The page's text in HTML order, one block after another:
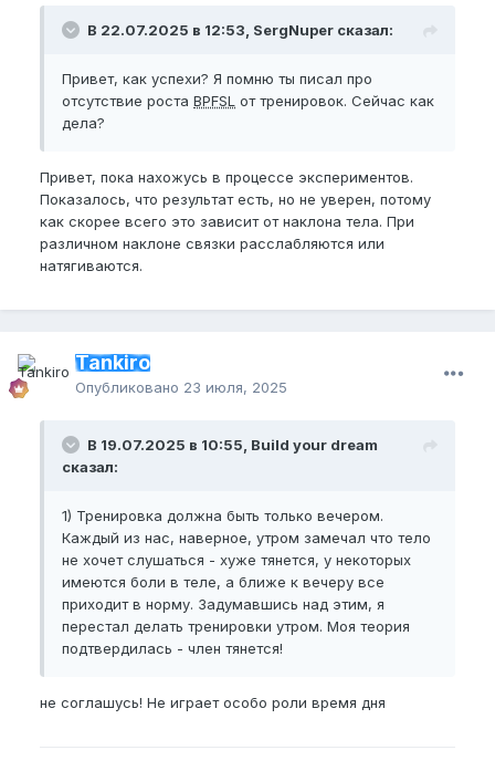
В 22.07.2025 в 12:53, SergNuper сказал:
Привет, как успехи? Я помню ты писал про
отсутствие роста BPFSL от тренировок. Сейчас как
дела?
Привет, пока нахожусь в процессе экспериментов.
Показалось, что результат есть, но не уверен, потому
как скорее всего это зависит от наклона тела. При
различном наклоне связки расслабляются или
натягиваются.
Tankiro
Опубликовано 23 июля, 2025
В 19.07.2025 в 10:55, Build your dream
сказал:
1) Тренировка должна быть только вечером.
Каждый из нас, наверное, утром замечал что тело
не хочет слушаться - хуже тянется, у некоторых
имеются боли в теле, а ближе к вечеру все
приходит в норму. Задумавшись над этим, я
перестал делать тренировки утром. Моя теория
подтвердилась - член тянется!
не соглашусь! Не играет особо роли время дня